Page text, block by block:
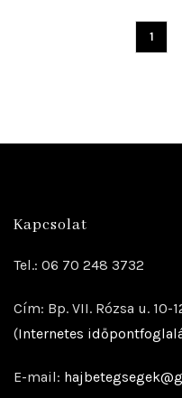
1
Kapcsolat
Tel.: 06 70 248 3732
Cím: Bp. VII. Rózsa u. 10-
(Internetes
E-mail: